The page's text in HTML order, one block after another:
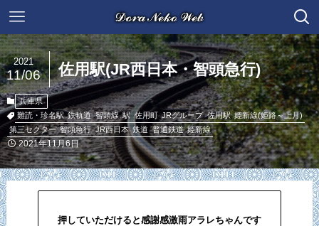
佐用駅(JR西日本・智頭急行)
2021
11/06
兵庫県
難読・珍名駅 鉄軌道 智頭線 駅 佐用町 JRグループ 佐用駅 姫新線(姫路～上月)
第三セクター 智頭急行 JR西日本 鉄道 普通鉄道 姫新線
2021年11月6日
押していただけると感謝感激雨アラレちゃんです